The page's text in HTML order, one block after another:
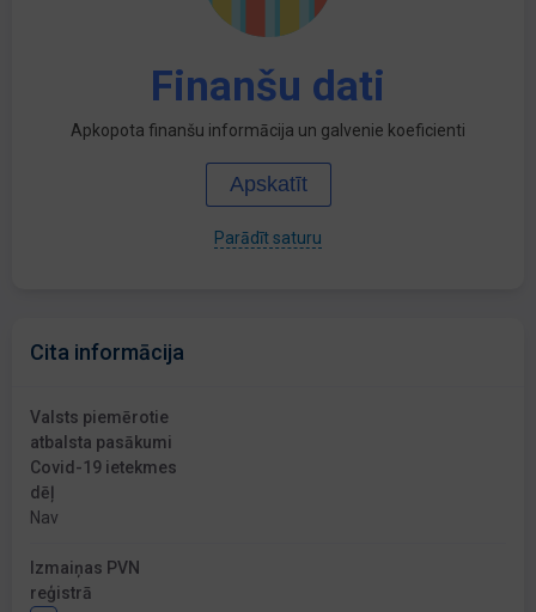
Finanšu dati
Apkopota finanšu informācija un galvenie koeficienti
Apskatīt
Parādīt saturu
Cita informācija
Valsts piemērotie
atbalsta pasākumi
Covid-19 ietekmes
dēļ
Nav
Izmaiņas PVN
reģistrā